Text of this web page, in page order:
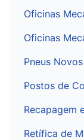
Oficinas
Oficinas
Pneus
Postos de
Recapagem
Retífica de